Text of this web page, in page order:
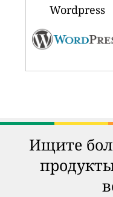
Wordpress
Ищите